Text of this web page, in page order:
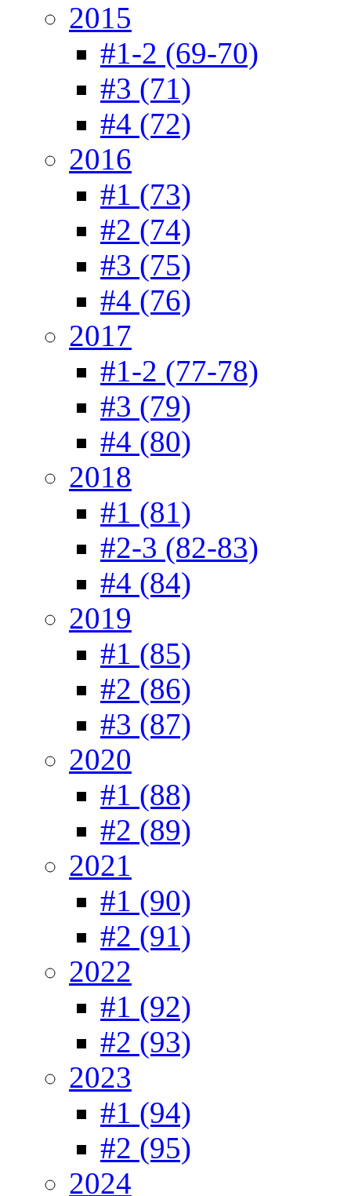
2015
#1-2 (69-70)
#3 (71)
#4 (72)
2016
#1 (73)
#2 (74)
#3 (75)
#4 (76)
2017
#1-2 (77-78)
#3 (79)
#4 (80)
2018
#1 (81)
#2-3 (82-83)
#4 (84)
2019
#1 (85)
#2 (86)
#3 (87)
2020
#1 (88)
#2 (89)
2021
#1 (90)
#2 (91)
2022
#1 (92)
#2 (93)
2023
#1 (94)
#2 (95)
2024